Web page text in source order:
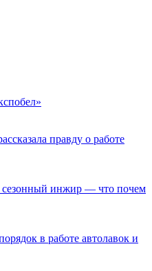
правду о работе
инжир — что почем
в работе автолавок и